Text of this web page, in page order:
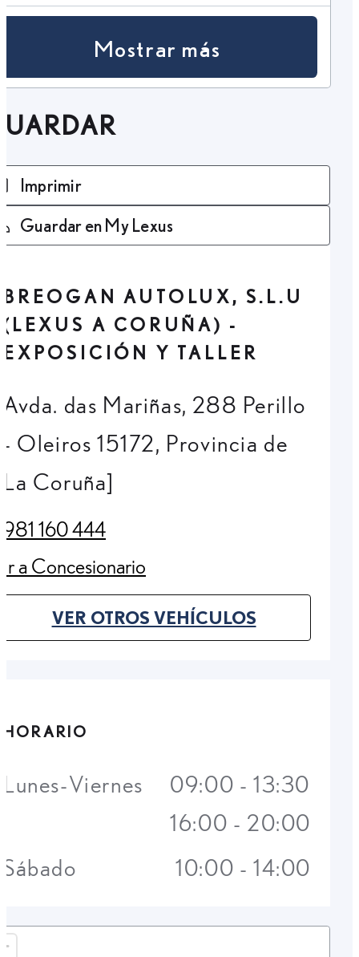
Mostrar más
Imprimir
Guardar en My Lexus
BREOGAN AUTOLUX, S.L.U
(LEXUS A CORUÑA) -
EXPOSICIÓN Y TALLER
Avda. das Mariñas, 288 Perillo
- Oleiros 15172, Provincia de
La Coruña]
981 160 444
(Opens in new tab)
Ir a Concesionario
(Opens in new tab)
VER OTROS VEHÍCULOS
(OPENS IN NEW TAB)
HORARIO
Lunes-Viernes
09:00 - 13:30
16:00 - 20:00
Sábado
10:00 - 14:00